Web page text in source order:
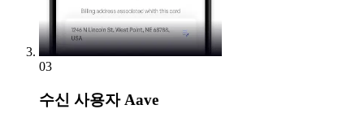
03
수신 사용자 Aave